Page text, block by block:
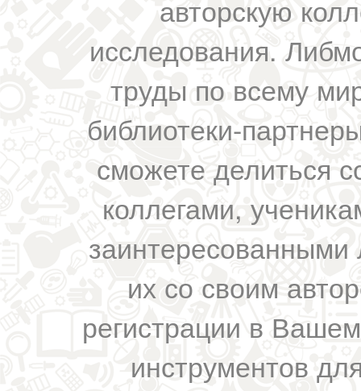
авторскую
исследования.
труды по всему
библиотеки-
сможете делиться
коллегами,
их со своим
регистрации в
инструментов